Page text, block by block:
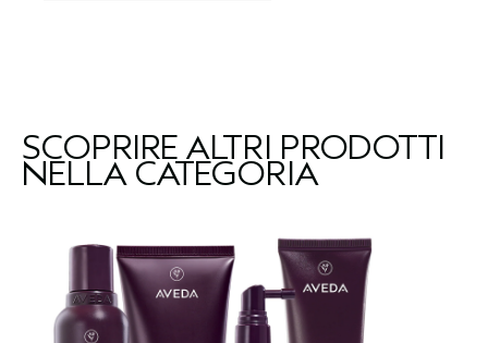
SCOPRIRE ALTRI PRODOTTI
NELLA CATEGORIA